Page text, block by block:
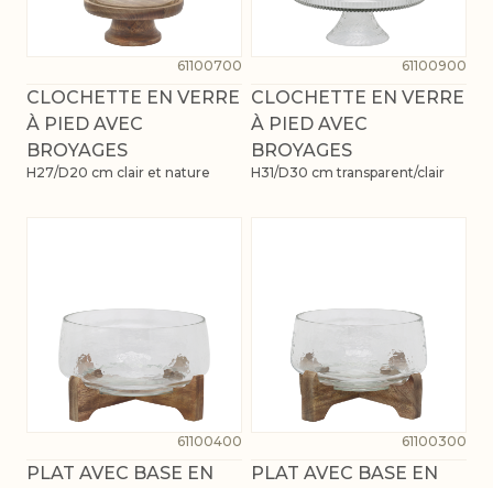
61100700
CLOCHETTE EN VERRE
À PIED AVEC
BROYAGES
H27/D20 cm clair et nature
61100900
CLOCHETTE EN VERRE
À PIED AVEC
BROYAGES
H31/D30 cm transparent/clair
61100400
PLAT AVEC BASE EN
61100300
PLAT AVEC BASE EN